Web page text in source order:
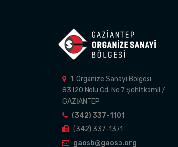
1. Organize Sanayi Bölgesi
83120 Nolu Cd. No:7 Şehitkamil /
GAZİANTEP
(342) 337-1101
(342) 337-1371
gaosb@gaosb.org